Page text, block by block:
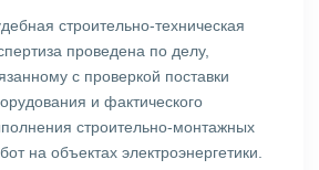
строительно-техническая
проведена по делу,
с проверкой поставки
и фактического
строительно-монтажных
на объектах электроэнергетики.